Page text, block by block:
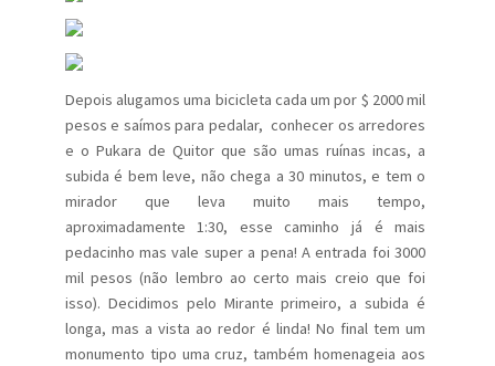
Depois alugamos uma bicicleta cada um por $ 2000 mil
pesos e saímos para pedalar, conhecer os arredores
e o Pukara de Quitor que são umas ruínas incas, a
subida é bem leve, não chega a 30 minutos, e tem o
mirador que leva muito mais tempo,
aproximadamente 1:30, esse caminho já é mais
pedacinho mas vale super a pena! A entrada foi 3000
mil pesos (não lembro ao certo mais creio que foi
isso). Decidimos pelo Mirante primeiro, a subida é
longa, mas a vista ao redor é linda! No final tem um
monumento tipo uma cruz, também homenageia aos